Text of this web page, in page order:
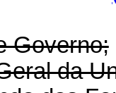
Governo;
da